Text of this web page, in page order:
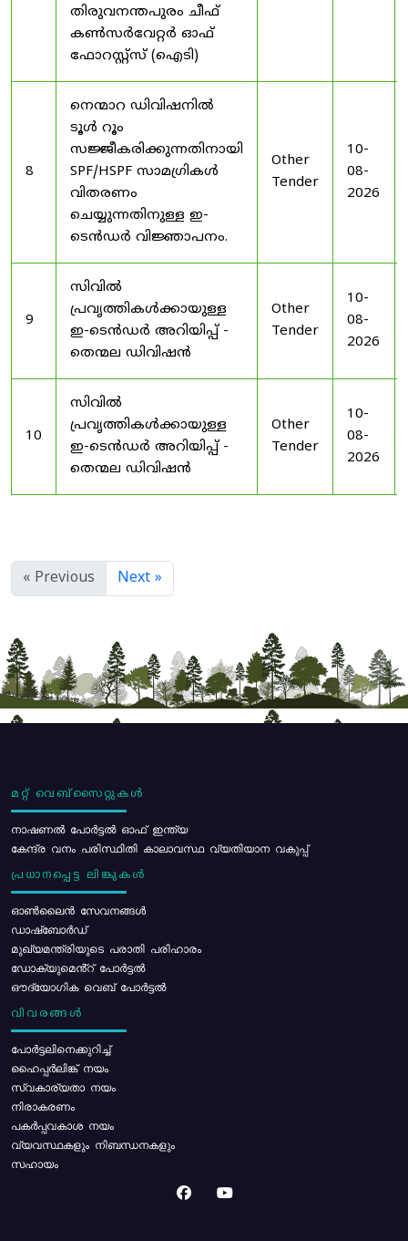
തിരുവനന്തപുരം ചീഫ്
കൺസർവേറ്റർ ഓഫ്
ഫോറസ്റ്റ്സ് (ഐടി)
8
നെന്മാറ ഡിവിഷനിൽ
ടൂൾ റൂം
സജ്ജീകരിക്കുന്നതിനായി
SPF/HSPF സാമഗ്രികൾ
വിതരണം
ചെയ്യുന്നതിനുള്ള ഇ-
ടെൻഡർ വിജ്ഞാപനം.
Other
Tender
10-
08-
2026
9
സിവിൽ
പ്രവൃത്തികൾക്കായുള്ള
ഇ-ടെൻഡർ അറിയിപ്പ് -
തെന്മല ഡിവിഷൻ
Other
Tender
10-
08-
2026
10
സിവിൽ
പ്രവൃത്തികൾക്കായുള്ള
ഇ-ടെൻഡർ അറിയിപ്പ് -
തെന്മല ഡിവിഷൻ
Other
Tender
10-
08-
2026
« Previous Next »
മറ്റ് വെബ്സൈറ്റുകൾ
നാഷണൽ പോർട്ടൽ ഓഫ് ഇന്ത്യ
കേന്ദ്ര വനം പരിസ്ഥിതി കാലാവസ്ഥ വ്യതിയാന വകുപ്പ്
പ്രധാനപ്പെട്ട ലിങ്കുകൾ
ഓൺലൈൻ സേവനങ്ങൾ
ഡാഷ്ബോർഡ്
മുഖ്യമന്ത്രിയുടെ പരാതി പരിഹാരം
ഡോക്യുമെൻ്റ് പോർട്ടൽ
ഔദ്യോഗിക വെബ് പോർട്ടൽ
വിവരങ്ങൾ
പോര്‍ട്ടലിനെക്കുറിച്ച്
ഹൈപ്പർലിങ്ക് നയം
സ്വകാര്യതാ നയം
നിരാകരണം
പകർപ്പവകാശ നയം
വ്യവസ്ഥകളും നിബന്ധനകളും
സഹായം